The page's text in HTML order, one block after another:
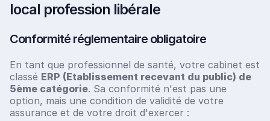
local profession libérale
Conformité réglementaire obligatoire
En tant que professionnel de santé, votre cabinet est
classé ERP (Etablissement recevant du public) de
5ème catégorie. Sa conformité n'est pas une
option, mais une condition de validité de votre
assurance et de votre droit d'exercer :